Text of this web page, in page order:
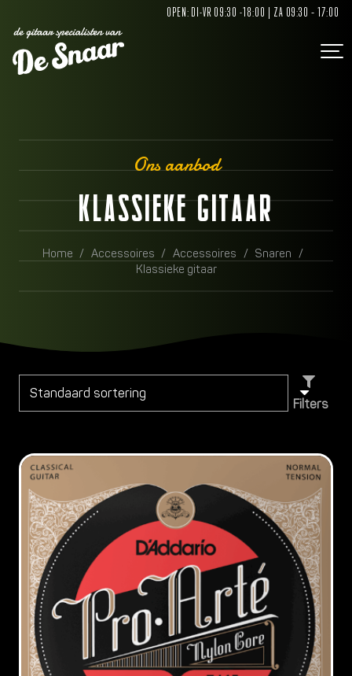
OPEN: DI-VR 09:30 -18:00 | ZA 09:30 – 17:00
Ons aanbod
KLASSIEKE GITAAR
Home / Accessoires / Accessoires / Snaren
/
Klassieke gitaar
Filters